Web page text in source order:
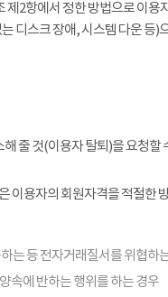
2항에서 정한 방법으로 이
디스크 장애, 시스템 다운 등)
줄 것(이용자 탈퇴)을 요청
용자의 회원자격을 적절한
는 등 전자거래질서를 위협하
속에 반하는 행위를 하는 경우